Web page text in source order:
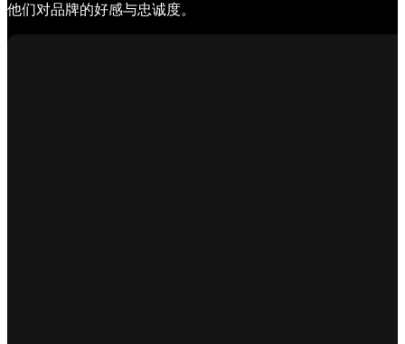
他们对品牌的好感与忠诚度。